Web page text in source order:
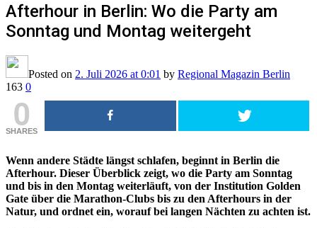
Afterhour in Berlin: Wo die Party am
Sonntag und Montag weitergeht
Posted on 2. Juli 2026 at 0:01 by Regional Magazin Berlin
163 0
0
SHARES
Wenn andere Städte längst schlafen, beginnt in Berlin die
Afterhour. Dieser Überblick zeigt, wo die Party am Sonntag
und bis in den Montag weiterläuft, von der Institution Golden
Gate über die Marathon-Clubs bis zu den Afterhours in der
Natur, und ordnet ein, worauf bei langen Nächten zu achten ist.